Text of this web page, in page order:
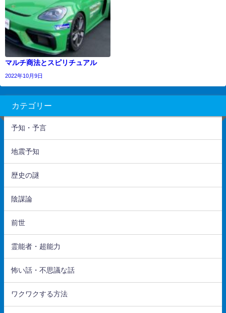
マルチ商法とスピリチュアル
2022年10月9日
カテゴリー
予知・予言
地震予知
歴史の謎
陰謀論
前世
霊能者・超能力
怖い話・不思議な話
ワクワクする方法